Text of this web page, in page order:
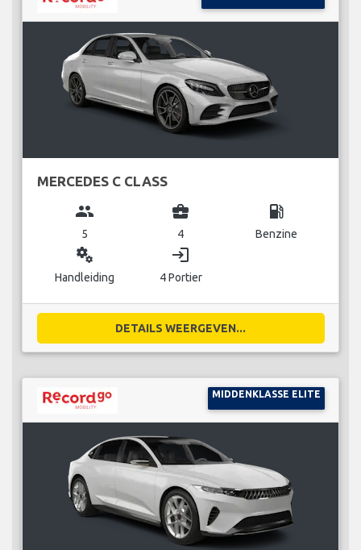
MERCEDES C CLASS
group
5
business_center
4
local_gas_station
Benzine
miscellaneous_services
Handleiding
login
4 Portier
DETAILS WEERGEVEN...
MIDDENKLASSE ELITE